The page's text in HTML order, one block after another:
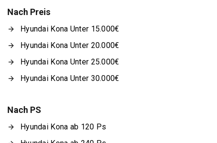
Nach Preis
Hyundai Kona Unter 15.000€
Hyundai Kona Unter 20.000€
Hyundai Kona Unter 25.000€
Hyundai Kona Unter 30.000€
Nach PS
Hyundai Kona ab 120 Ps